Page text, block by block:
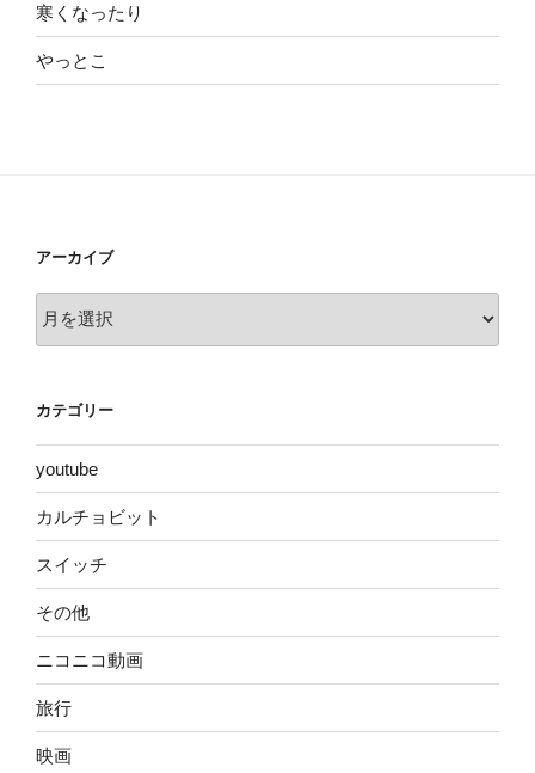
寒くなったり
やっとこ
アーカイブ
ー
ブ
カテゴリー
youtube
カルチョビット
スイッチ
その他
ニコニコ動画
旅行
映画